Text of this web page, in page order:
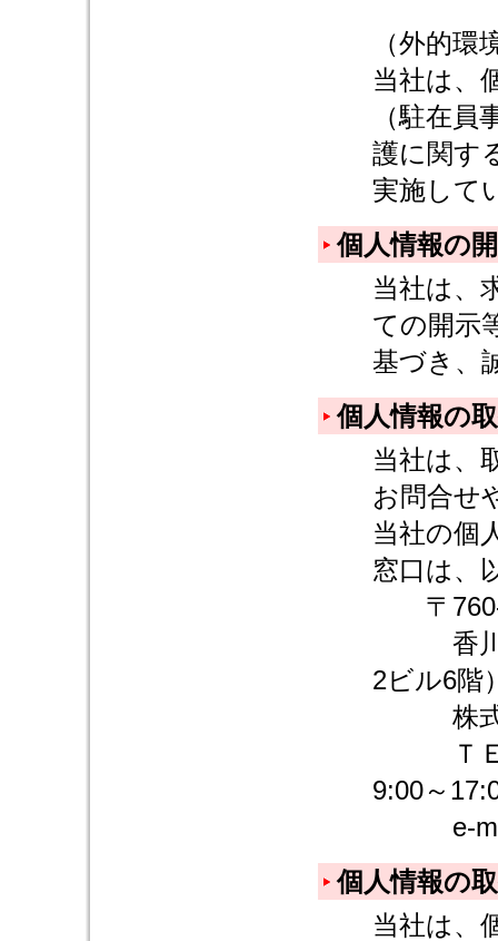
（外的環
当社は、
（駐在
護に関す
実施して
個人情報の
当社は、
ての開示
基づき、
個人情報の
当社は、
お問合せ
当社の個
窓口は、
〒760-
香川県
2ビル6階
株式会
ＴＥＬ
9:00～
e-
個人情報の
当社は、